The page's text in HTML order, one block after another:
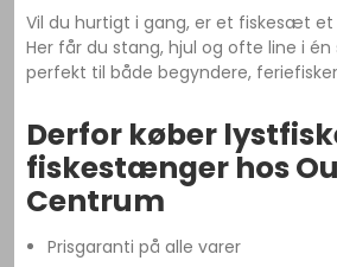
Vil du hurtigt i gang, er et fiskesæt et
Her får du stang, hjul og ofte line i
perfekt til både begyndere,
Derfor køber
fiskestænger hos
Centrum
Prisgaranti på alle varer